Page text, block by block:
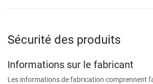
Sécurité des produits
Informations sur le fabricant
Les informations de fabrication comprennent